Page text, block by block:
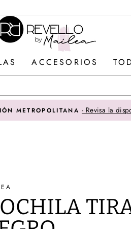
ACCESORIOS
SOMOS IMPORTADORES